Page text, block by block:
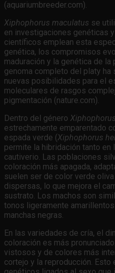
(aquariumbreeder.com).
Xiphophorus maculatus se
en investigaciones genéticas
científicos emplean esta
genética, los compromisos
maduración y la genética de la
genoma completo del platy ha
nuevas posibilidades para el
moleculares de rasgos
pigmentación (nature.com).
Dentro del género Xiphophorus
estrechamente emparentado
espada verde (Xiphophorus
permite la hibridación tanto en
cautiverio. Las poblaciones
coloración más apagada,
suelen ser de color verde
dispersas, lo que mejora el
sustrato. Los machos son
tonos ligeramente
manchas negras.
En las variedades de cría, el
coloración es más
vistosos y de colores más
cortejo y la reproducción.